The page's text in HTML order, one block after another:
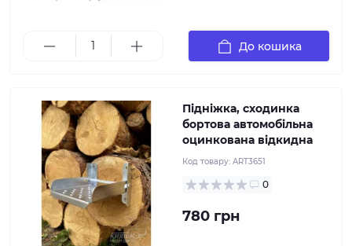
До кошика
Підніжка, сходинка
бортова автомобільна
оцинкована відкидна
Код товару: ART3651
0
780 грн